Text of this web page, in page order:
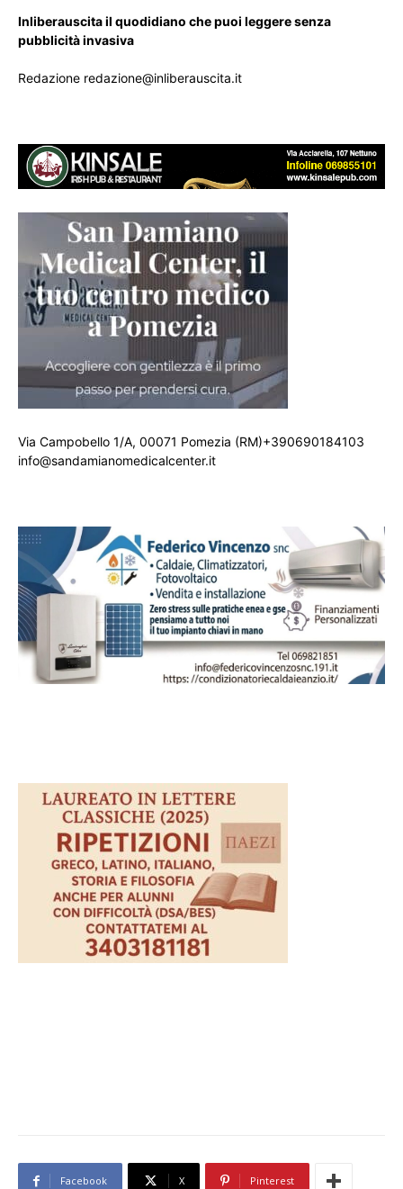
Inliberauscita il quodidiano che puoi leggere senza
pubblicità invasiva
Redazione redazione@inliberauscita.it
Via Campobello 1/A, 00071 Pomezia (RM)+390690184103
info@sandamianomedicalcenter.it
Facebook X Pinterest